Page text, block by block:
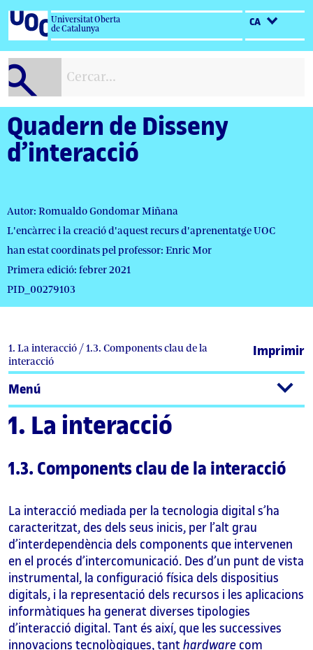
Salta
contingut
Universitat Oberta
de Catalunya
CA
Quadern de Disseny
d’interacció
Autor: Romualdo Gondomar Miñana
L'encàrrec i la creació d'aquest recurs d'aprenentatge UOC
han estat coordinats pel professor: Enric Mor
Primera edició: febrer 2021
PID_00279103
1. La interacció / 1.3. Components clau de la
interacció
Imprimir
Menú
1. La interacció
1.3. Components clau de la interacció
La interacció mediada per la tecnologia digital s’ha
caracteritzat, des dels seus inicis, per l’alt grau
d’interdependència dels components que intervenen
en el procés d’intercomunicació. Des d’un punt de vista
instrumental, la configuració física dels dispositius
digitals, i la representació dels recursos i les aplicacions
informàtiques ha generat diverses tipologies
d’interacció digital. Tant és així, que les successives
innovacions tecnològiques, tant hardware com